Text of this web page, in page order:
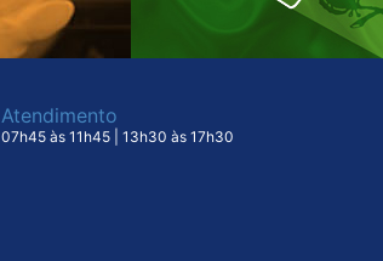
Atendimento
07h45 às 11h45 | 13h30 às 17h30